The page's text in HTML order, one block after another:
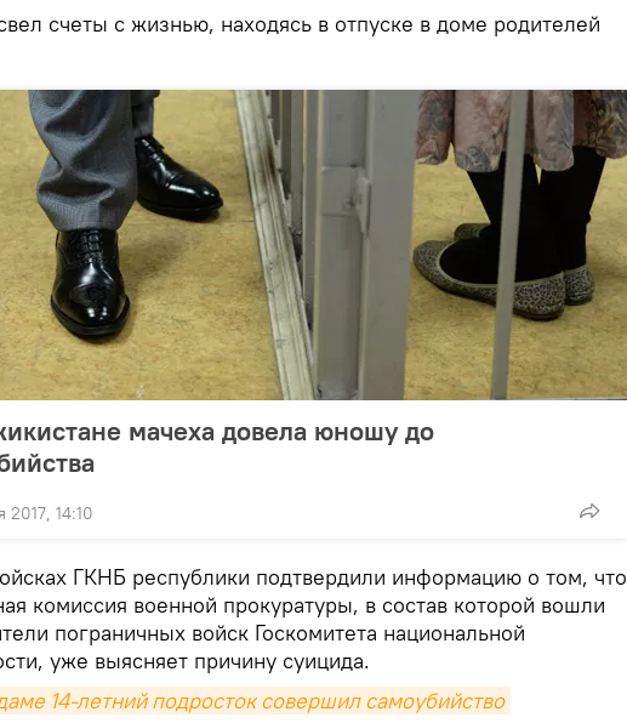
счеты с жизнью, находясь в отпуске в доме родителей
мачеха довела юношу до
2017, 14:10
ГКНБ республики подтвердили информацию о том, что
комиссия военной прокуратуры, в состав которой вошли
пограничных войск Госкомитета национальной
уже выясняет причину суицида.
14-летний подросток совершил самоубийство